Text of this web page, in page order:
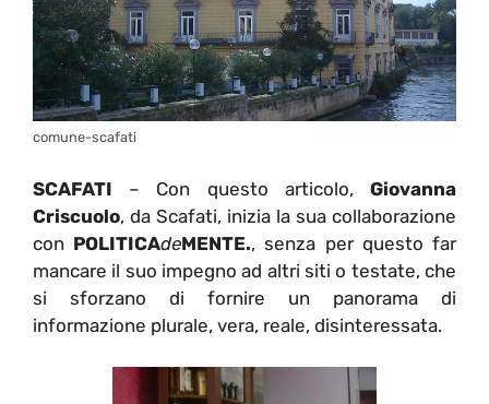
comune-scafati
SCAFATI – Con questo articolo, Giovanna
Criscuolo, da Scafati, inizia la sua collaborazione
con POLITICAdeMENTE., senza per questo far
mancare il suo impegno ad altri siti o testate, che
si sforzano di fornire un panorama di
informazione plurale, vera, reale, disinteressata.